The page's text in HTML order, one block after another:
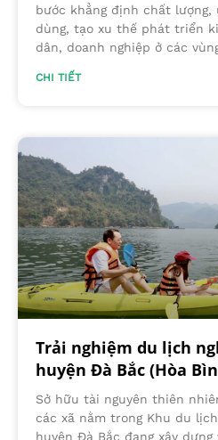
bước khẳng định chất
dùng, tạo xu thế phát triển
dân, doanh nghiệp ở các
CHI TIẾT
Trải nghiệm du lịch
huyện Đà Bắc (Hòa
Sở hữu tài nguyên thiên
các xã nằm trong Khu du
huyện Đà Bắc đang xây